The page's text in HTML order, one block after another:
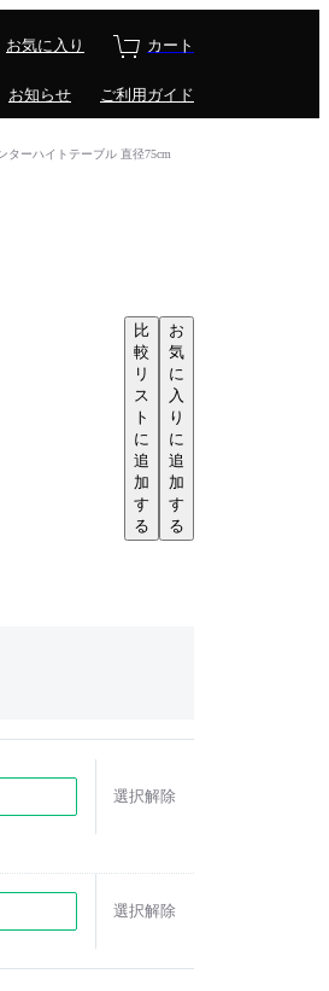
お気に入り カート
お知らせ ご利用ガイド
ターハイトテーブル 直径75cm
比
較
リ
ス
ト
に
追
加
す
る
お
気
に
入
り
に
追
加
す
る
選択解除
選択解除